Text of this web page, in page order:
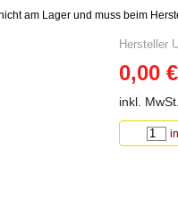
am Lager und muss beim
Hersteller
0,00 €
inkl. MwSt.